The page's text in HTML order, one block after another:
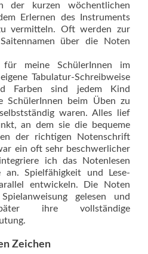
der kurzen wöchentlichen
Erlernen des Ins­truments
vermitteln. Oft werden zur
über die Noten
meine SchülerInnen im
Tabulatur-Schreibweise
Farben sind jedem Kind
SchülerInnen beim Üben zu
waren. Alles lief
an dem sie die bequeme
der richtigen Notenschrift
ein oft sehr beschwerlicher
ich das Notenlesen
an. Spielfähigkeit und Lese­
entwickeln. Die Noten
gelesen und
ihre vollständige
Zeichen